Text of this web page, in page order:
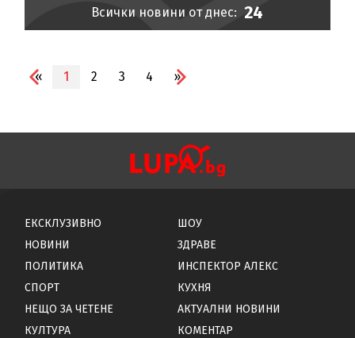
Всички новини от днес: 24
« 1 2 3 4 »
ЕКСКЛУЗИВНО
НОВИНИ
ПОЛИТИКА
СПОРТ
НЕЩО ЗА ЧЕТЕНЕ
КУЛТУРА
ШОУ
ЗДРАВЕ
ИНСПЕКТОР АЛЕКС
КУХНЯ
АКТУАЛНИ НОВИНИ
КОМЕНТАР